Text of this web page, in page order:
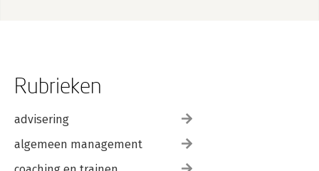
Rubrieken
advisering
algemeen management